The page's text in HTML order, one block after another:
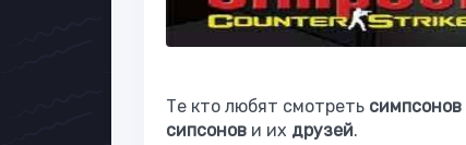
Те кто любят смотреть симпсонов
сипсонов и их друзей.